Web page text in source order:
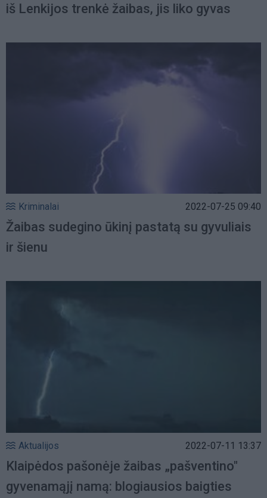
iš Lenkijos trenkė žaibas, jis liko gyvas
Kriminalai 2022-07-25 09:40
Žaibas sudegino ūkinį pastatą su gyvuliais
ir šienu
Aktualijos 2022-07-11 13:37
Klaipėdos pašonėje žaibas „pašventino"
gyvenamąjį namą: blogiausios baigties